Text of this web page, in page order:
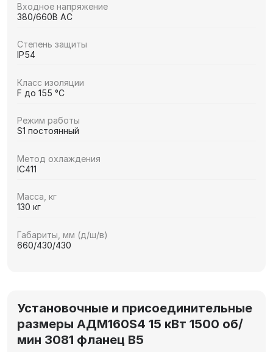
Входное напряжение
380/660В AC
Степень защиты
IP54
Класс изоляции
F до 155 °C
Режим работы
S1 постоянный
Метод охлаждения
IC411
Масса, кг
130 кг
Габариты, мм (д/ш/в)
660/430/430
Установочные и присоединительные
размеры АДМ160S4 15 кВт 1500 об/
мин 3081 фланец В5